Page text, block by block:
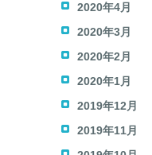
2020年4月
2020年3月
2020年2月
2020年1月
2019年12月
2019年11月